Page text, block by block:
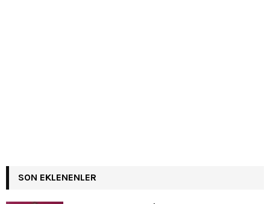
SON EKLENENLER